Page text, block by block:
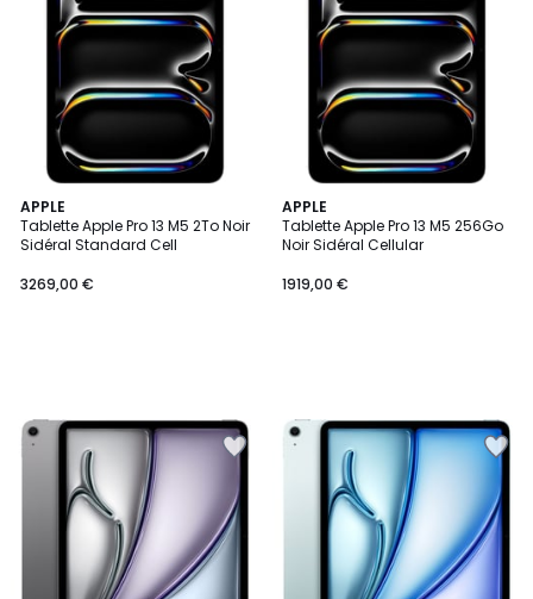
APPLE
Tablette Apple Pro 13 M5 2To Noir
Sidéral Standard Cell
3269,00 €
APPLE
Tablette Apple Pro 13 M5 256Go
Noir Sidéral Cellular
1919,00 €